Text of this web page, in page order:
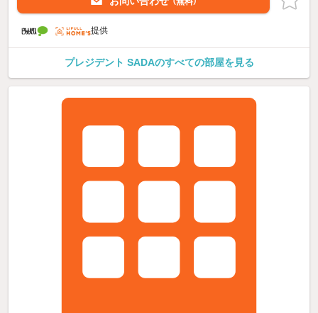
提供
プレジデント SADAのすべての部屋を見る